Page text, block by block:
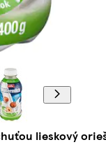
lieskový